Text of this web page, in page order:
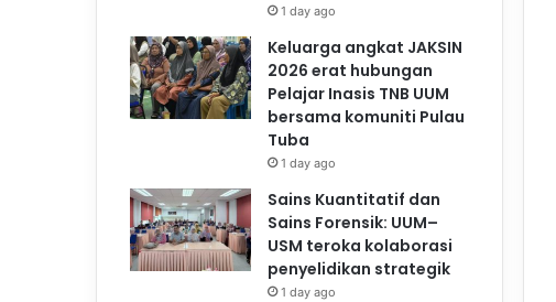
1 day ago
Keluarga angkat JAKSIN
2026 erat hubungan
Pelajar Inasis TNB UUM
bersama komuniti Pulau
Tuba
1 day ago
Sains Kuantitatif dan
Sains Forensik: UUM–
USM teroka kolaborasi
penyelidikan strategik
1 day ago